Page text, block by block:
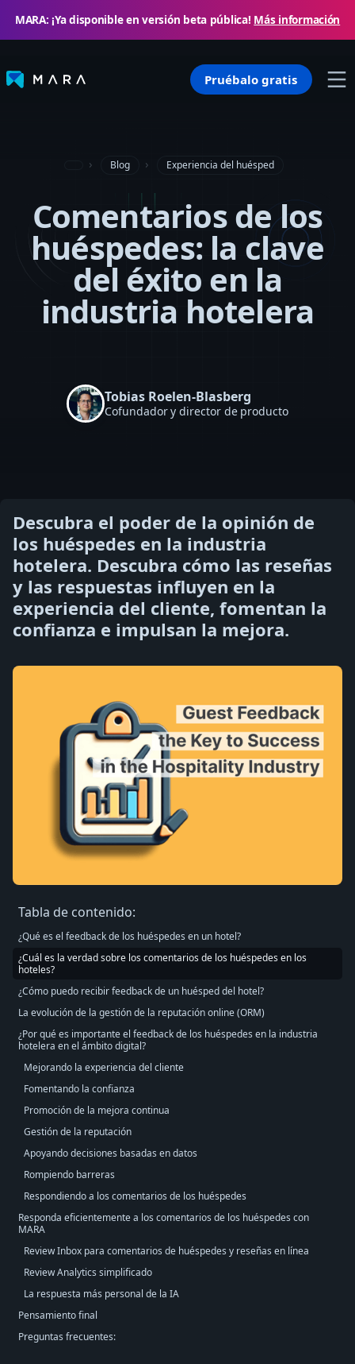
MARA: ¡Ya disponible en versión beta pública! Más información
Pruébalo gratis
Blog Experiencia del huésped
Comentarios de los
huéspedes: la clave
del éxito en la
industria hotelera
Tobias Roelen-Blasberg
Cofundador y director de producto
Descubra el poder de la opinión de
los huéspedes en la industria
hotelera. Descubra cómo las reseñas
y las respuestas influyen en la
experiencia del cliente, fomentan la
confianza e impulsan la mejora.
Tabla de contenido:
¿Qué es el feedback de los huéspedes en un hotel?
¿Cuál es la verdad sobre los comentarios de los huéspedes en los
hoteles?
¿Cómo puedo recibir feedback de un huésped del hotel?
La evolución de la gestión de la reputación online (ORM)
¿Por qué es importante el feedback de los huéspedes en la industria
hotelera en el ámbito digital?
Mejorando la experiencia del cliente
Fomentando la confianza
Promoción de la mejora continua
Gestión de la reputación
Apoyando decisiones basadas en datos
Rompiendo barreras
Respondiendo a los comentarios de los huéspedes
Responda eficientemente a los comentarios de los huéspedes con
MARA
Review Inbox para comentarios de huéspedes y reseñas en línea
Review Analytics simplificado
La respuesta más personal de la IA
Pensamiento final
Preguntas frecuentes: